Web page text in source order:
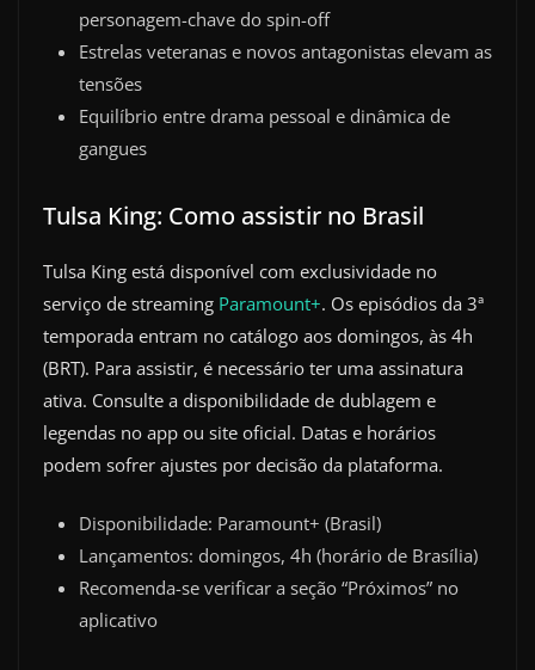
personagem-chave do spin-off
Estrelas veteranas e novos antagonistas elevam as
tensões
Equilíbrio entre drama pessoal e dinâmica de
gangues
Tulsa King: Como assistir no Brasil
Tulsa King está disponível com exclusividade no
serviço de streaming Paramount+. Os episódios da 3ª
temporada entram no catálogo aos domingos, às 4h
(BRT). Para assistir, é necessário ter uma assinatura
ativa. Consulte a disponibilidade de dublagem e
legendas no app ou site oficial. Datas e horários
podem sofrer ajustes por decisão da plataforma.
Disponibilidade: Paramount+ (Brasil)
Lançamentos: domingos, 4h (horário de Brasília)
Recomenda-se verificar a seção “Próximos” no
aplicativo